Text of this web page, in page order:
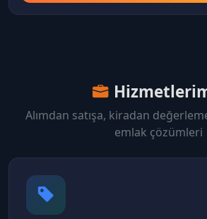
Alımdan satışa, kiradan
emlak çözümleri